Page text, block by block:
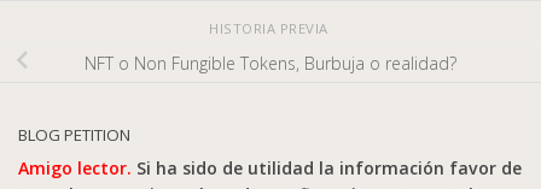
HISTORIA PREVIA
NFT o Non Fungible Tokens, Burbuja o realidad?
BLOG PETITION
Amigo lector. Si ha sido de utilidad la información favor de